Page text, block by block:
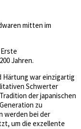
mitten im
Jahren.
war einzigartig
Schwerter
der japanischen
zu
werden bei der
um die exzellente